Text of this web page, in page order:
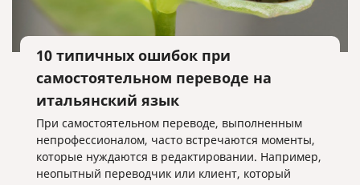
10 типичных ошибок при
самостоятельном переводе на
итальянский язык
При самостоятельном переводе, выполненным
непрофессионалом, часто встречаются моменты,
которые нуждаются в редактировании. Например,
неопытный переводчик или клиент, который